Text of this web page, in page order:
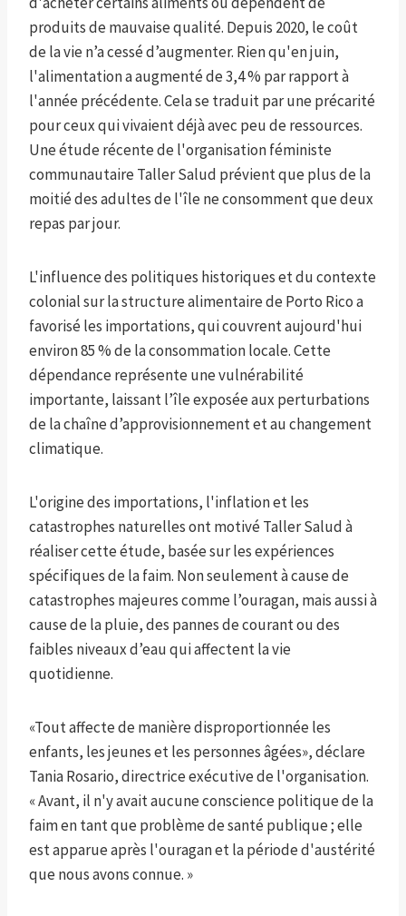
produits de mauvaise qualité. Depuis 2020, le coût
de la vie n’a cessé d’augmenter. Rien qu'en juin,
l'alimentation a augmenté de 3,4 % par rapport à
l'année précédente. Cela se traduit par une précarité
pour ceux qui vivaient déjà avec peu de ressources.
Une étude récente de l'organisation féministe
communautaire Taller Salud prévient que plus de la
moitié des adultes de l'île ne consomment que deux
repas par jour.
L'influence des politiques historiques et du contexte
colonial sur la structure alimentaire de Porto Rico a
favorisé les importations, qui couvrent aujourd'hui
environ 85 % de la consommation locale. Cette
dépendance représente une vulnérabilité
importante, laissant l’île exposée aux perturbations
de la chaîne d’approvisionnement et au changement
climatique.
L'origine des importations, l'inflation et les
catastrophes naturelles ont motivé Taller Salud à
réaliser cette étude, basée sur les expériences
spécifiques de la faim. Non seulement à cause de
catastrophes majeures comme l’ouragan, mais aussi à
cause de la pluie, des pannes de courant ou des
faibles niveaux d’eau qui affectent la vie
quotidienne.
«Tout affecte de manière disproportionnée les
enfants, les jeunes et les personnes âgées», déclare
Tania Rosario, directrice exécutive de l'organisation.
« Avant, il n'y avait aucune conscience politique de la
faim en tant que problème de santé publique ; elle
est apparue après l'ouragan et la période d'austérité
que nous avons connue. »